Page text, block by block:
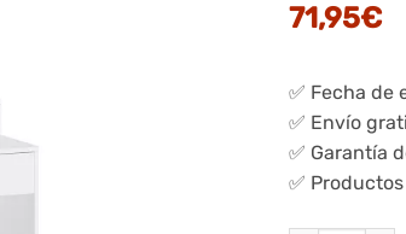
71,95€
✅ Fecha de
✅ Envío
✅ Garantía
✅